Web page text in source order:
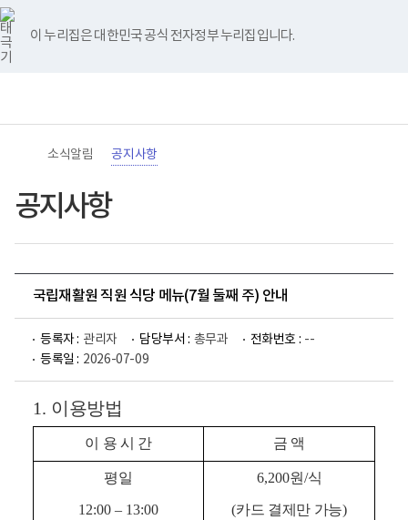
바
로
가
기
메
이 누리집은 대한민국 공식 전자정부 누리집입니다.
너
비
767px
이
하
영
검
메
홈
소식알림 공지사항
공지사항
국립재활원 직원 식당 메뉴(7월 둘째 주) 안내
등록자 : 관리자 담당부서 : 총무과 전화번호 : --
등록일 : 2026-07-09
1. 이용방법
이 용 시 간 금 액
평일
12:00 – 13:00
6,200원/식
(카드 결제만 가능)
유
튜
브
블
로
그
인
스
타
그
램
페
이
스
북